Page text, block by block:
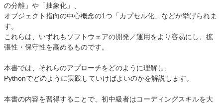
の分離」や「抽象化」、
オブジェクト指向の中心概念の1つ「カプセル化」などが挙げられま
す。
これらは、いずれもソフトウェアの開発／運用をより容易にし、拡
張性・保守性を高めるものです。
本書では、それらのアプローチをどのように理解し、
Pythonでどのように実践していけばよいのかを解説します。
本書の内容を習得することで、初中級者はコーディングスキルを大